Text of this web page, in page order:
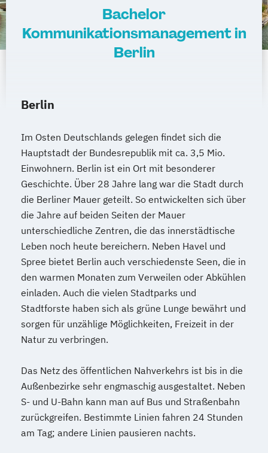
Bachelor
Kommunikationsmanagement in
Berlin
Berlin
Im Osten Deutschlands gelegen findet sich die
Hauptstadt der Bundesrepublik mit ca. 3,5 Mio.
Einwohnern. Berlin ist ein Ort mit besonderer
Geschichte. Über 28 Jahre lang war die Stadt durch
die Berliner Mauer geteilt. So entwickelten sich über
die Jahre auf beiden Seiten der Mauer
unterschiedliche Zentren, die das innerstädtische
Leben noch heute bereichern. Neben Havel und
Spree bietet Berlin auch verschiedenste Seen, die in
den warmen Monaten zum Verweilen oder Abkühlen
einladen. Auch die vielen Stadtparks und
Stadtforste haben sich als grüne Lunge bewährt und
sorgen für unzählige Möglichkeiten, Freizeit in der
Natur zu verbringen.
Das Netz des öffentlichen Nahverkehrs ist bis in die
Außenbezirke sehr engmaschig ausgestaltet. Neben
S- und U-Bahn kann man auf Bus und Straßenbahn
zurückgreifen. Bestimmte Linien fahren 24 Stunden
am Tag; andere Linien pausieren nachts.